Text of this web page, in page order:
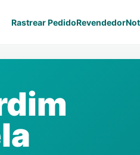
Rastrear PedidoRevendedor